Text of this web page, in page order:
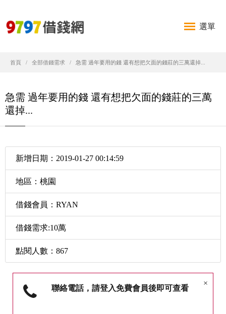
選單
首頁 全部借錢需求 急需 過年要用的錢 還有想把欠面的錢莊的三萬還掉...
急需 過年要用的錢 還有想把欠面的錢莊的三萬
還掉...
新增日期：2019-01-27 00:14:59
地區：桃園
借錢會員：RYAN
借錢需求:10萬
點閱人數：867
×
聯絡電話，請登入免費會員後即可查看